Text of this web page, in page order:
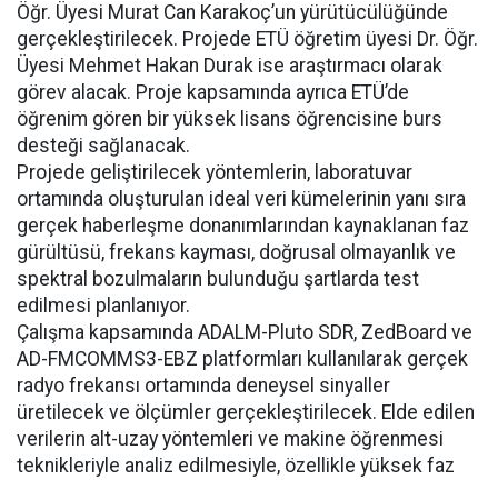
Öğr. Üyesi Murat Can Karakoç’un yürütücülüğünde
gerçekleştirilecek. Projede ETÜ öğretim üyesi Dr. Öğr.
Üyesi Mehmet Hakan Durak ise araştırmacı olarak
görev alacak. Proje kapsamında ayrıca ETÜ’de
öğrenim gören bir yüksek lisans öğrencisine burs
desteği sağlanacak.
Projede geliştirilecek yöntemlerin, laboratuvar
ortamında oluşturulan ideal veri kümelerinin yanı sıra
gerçek haberleşme donanımlarından kaynaklanan faz
gürültüsü, frekans kayması, doğrusal olmayanlık ve
spektral bozulmaların bulunduğu şartlarda test
edilmesi planlanıyor.
Çalışma kapsamında ADALM-Pluto SDR, ZedBoard ve
AD-FMCOMMS3-EBZ platformları kullanılarak gerçek
radyo frekansı ortamında deneysel sinyaller
üretilecek ve ölçümler gerçekleştirilecek. Elde edilen
verilerin alt-uzay yöntemleri ve makine öğrenmesi
teknikleriyle analiz edilmesiyle, özellikle yüksek faz